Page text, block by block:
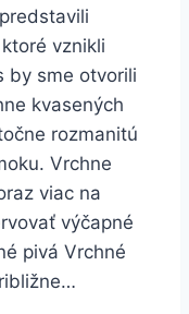
vznikli
by sme otvorili
kvasených
rozmanitú
Vrchne
viac na
výčapné
pivá Vrchné